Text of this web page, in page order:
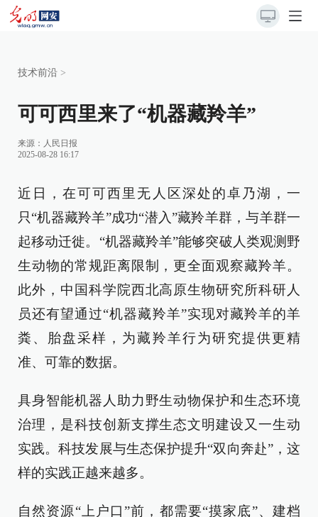
技术前沿 >
可可西里来了“机器藏羚羊”
来源： 人民日报
2025-08-28 16:17
近日，在可可西里无人区深处的卓乃湖，一
只“机器藏羚羊”成功“潜入”藏羚羊群，与羊群一
起移动迁徙。“机器藏羚羊”能够突破人类观测野
生动物的常规距离限制，更全面观察藏羚羊。
此外，中国科学院西北高原生物研究所科研人
员还有望通过“机器藏羚羊”实现对藏羚羊的羊
粪、胎盘采样，为藏羚羊行为研究提供更精
准、可靠的数据。
具身智能机器人助力野生动物保护和生态环境
治理，是科技创新支撑生态文明建设又一生动
实践。科技发展与生态保护提升“双向奔赴”，这
样的实践正越来越多。
自然资源“上户口”前，都需要“摸家底”、建档